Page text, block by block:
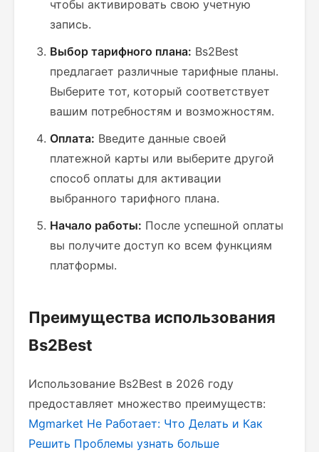
чтобы активировать свою учетную
запись.
Выбор тарифного плана: Bs2Best
предлагает различные тарифные планы.
Выберите тот, который соответствует
вашим потребностям и возможностям.
Оплата: Введите данные своей
платежной карты или выберите другой
способ оплаты для активации
выбранного тарифного плана.
Начало работы: После успешной оплаты
вы получите доступ ко всем функциям
платформы.
Преимущества использования
Bs2Best
Использование Bs2Best в 2026 году
предоставляет множество преимуществ:
Mgmarket Не Работает: Что Делать и Как
Решить Проблемы узнать больше